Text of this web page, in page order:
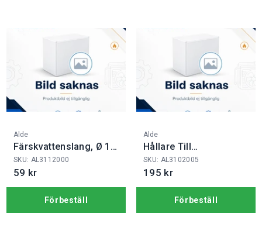
Fabrikat:
Alde
Färskvattenslang, Ø 12
MM
SKU: AL3112000
59 kr
Förbeställ
Fabrikat:
Alde
Hållare Till
Blandningsventil
SKU: AL3102005
195 kr
Förbeställ